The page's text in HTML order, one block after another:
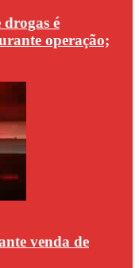
é
operação;
venda de